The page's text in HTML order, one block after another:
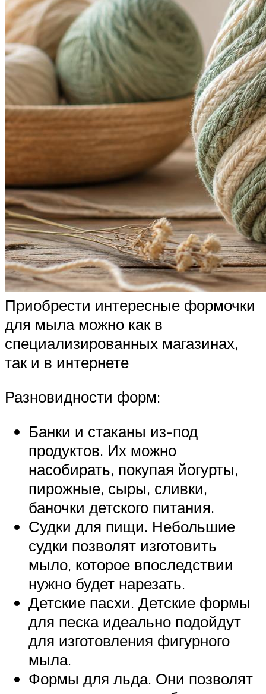
Приобрести интересные формочки
для мыла можно как в
специализированных магазинах,
так и в интернете
Разновидности форм:
Банки и стаканы из-под
продуктов. Их можно
насобирать, покупая йогурты,
пирожные, сыры, сливки,
баночки детского питания.
Судки для пищи. Небольшие
судки позволят изготовить
мыло, которое впоследствии
нужно будет нарезать.
Детские пасхи. Детские формы
для песка идеально подойдут
для изготовления фигурного
мыла.
Формы для льда. Они позволят